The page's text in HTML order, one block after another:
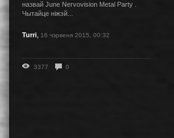
назвай June Nervovision Metal Party .
Чытайце ніжэй...
Turri, 16 чэрвеня 2015, 00:32
3377 0